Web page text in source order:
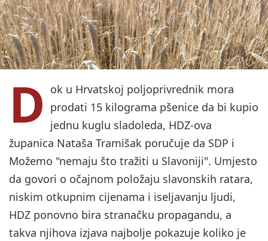
D ok u Hrvatskoj poljoprivrednik mora
prodati 15 kilograma pšenice da bi kupio
jednu kuglu sladoleda, HDZ-ova
županica Nataša Tramišak poručuje da SDP i
Možemo "nemaju što tražiti u Slavoniji". Umjesto
da govori o očajnom položaju slavonskih ratara,
niskim otkupnim cijenama i iseljavanju ljudi,
HDZ ponovno bira stranačku propagandu, a
takva njihova izjava najbolje pokazuje koliko je